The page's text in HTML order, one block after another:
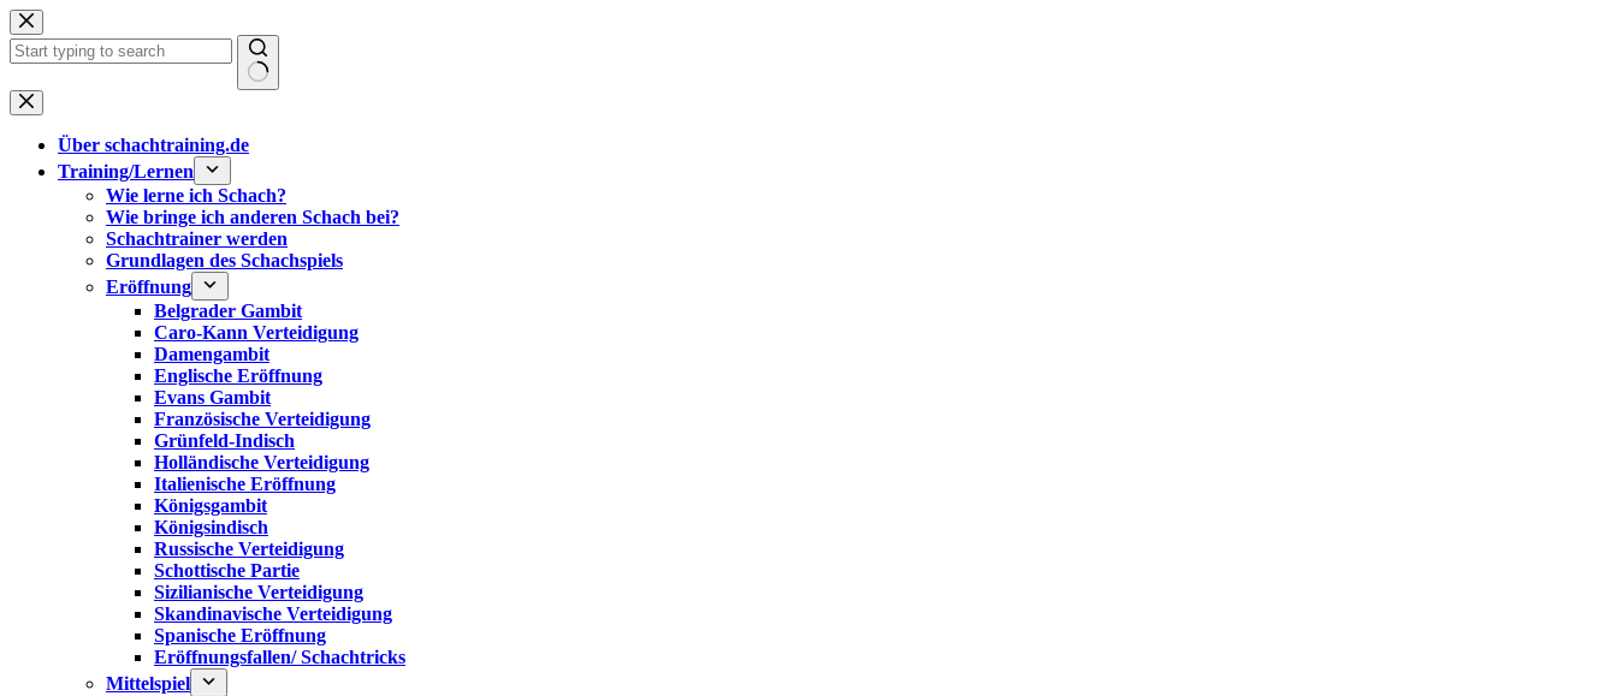
Zum
Inhalt
springen
Keine
Ergebnisse
Über schachtraining.de
Training/Lernen
Wie lerne ich Schach?
Wie bringe ich anderen Schach bei?
Schachtrainer werden
Grundlagen des Schachspiels
Eröffnung
Belgrader Gambit
Caro-Kann Verteidigung
Damengambit
Englische Eröffnung
Evans Gambit
Französische Verteidigung
Grünfeld-Indisch
Holländische Verteidigung
Italienische Eröffnung
Königsgambit
Königsindisch
Russische Verteidigung
Schottische Partie
Sizilianische Verteidigung
Skandinavische Verteidigung
Spanische Eröffnung
Eröffnungsfallen/ Schachtricks
Mittelspiel